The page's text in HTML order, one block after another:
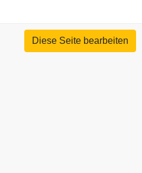
Diese Seite bearbeiten